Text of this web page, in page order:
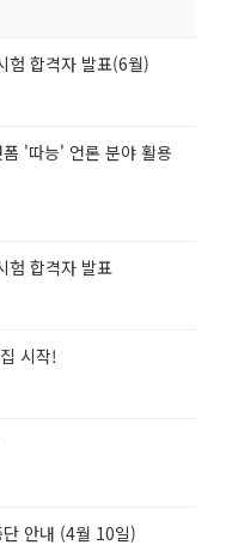
험 합격자 발표(6월)
'따능' 언론 분야 활용
험 합격자 발표
시작!
안내 (4월 10일)